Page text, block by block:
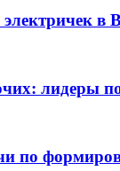
в
лидеры
по